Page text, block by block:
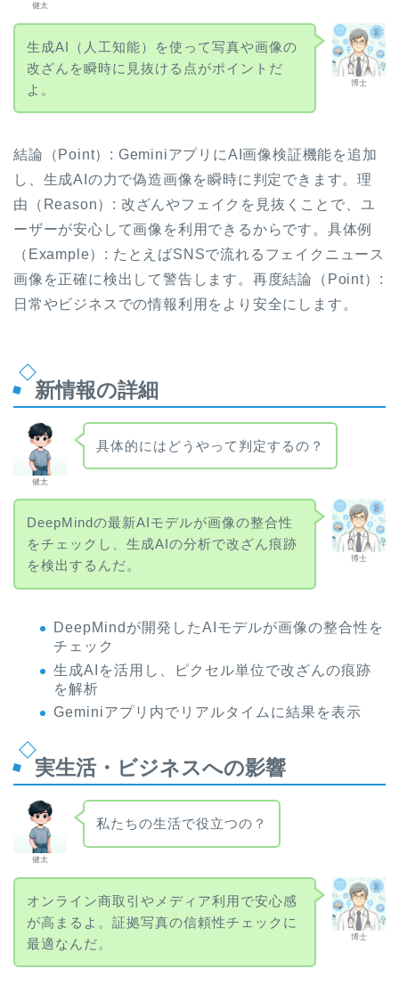
健太
博士
生成AI（人工知能）を使って写真や画像の
改ざんを瞬時に見抜ける点がポイントだ
よ。
結論（Point）: GeminiアプリにAI画像検証機能を追加
し、生成AIの力で偽造画像を瞬時に判定できます。理
由（Reason）: 改ざんやフェイクを見抜くことで、ユ
ーザーが安心して画像を利用できるからです。具体例
（Example）: たとえばSNSで流れるフェイクニュース
画像を正確に検出して警告します。再度結論（Point）:
日常やビジネスでの情報利用をより安全にします。
新情報の詳細
健太
具体的にはどうやって判定するの？
博士
DeepMindの最新AIモデルが画像の整合性
をチェックし、生成AIの分析で改ざん痕跡
を検出するんだ。
DeepMindが開発したAIモデルが画像の整合性を
チェック
生成AIを活用し、ピクセル単位で改ざんの痕跡
を解析
Geminiアプリ内でリアルタイムに結果を表示
実生活・ビジネスへの影響
健太
私たちの生活で役立つの？
博士
オンライン商取引やメディア利用で安心感
が高まるよ。証拠写真の信頼性チェックに
最適なんだ。